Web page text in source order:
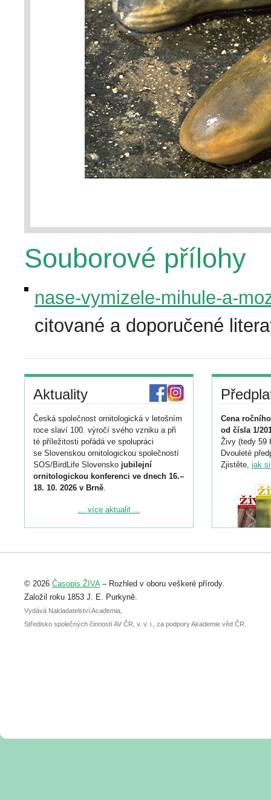
Souborové přílohy
nase-vymizele-mihule-a-
citované a doporučené
Aktuality
Česká společnost ornitologická v letošním
roce slaví 100. výročí svého vzniku a při
té příležitosti pořádá ve spolupráci
se Slovenskou ornitologickou společností
SOS/BirdLife Slovensko jubilejní
ornitologickou konferenci ve dnech 16.–
18. 10. 2026 v Brně.
Podrobnější informace ke konferenci
Registrovat se můžete do 6. září.
abstraktu přihlášené přednášky nebo
posteru je už 30. června.
... více aktualit ...
Cena
od čísla 1/
Živy (tedy 59
Dvouleté
Zjistěte, jak
© 2026 Časopis ŽIVA– Rozhled v oboru veškeré přírody.
Založil roku 1853 J. E. Purkyně.
Vydává Nakladatelství Academia,
Středisko společných činností AV ČR, v. v. i., za podpory Akademie věd ČR.